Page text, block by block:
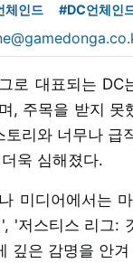
체인드 #DC언체인
로 대표되는
, 주목을 받지 못
토리와 너무나 급
욱 심해졌다.
미디어에서는
'저스티스 리그:
깊은 감명을 안